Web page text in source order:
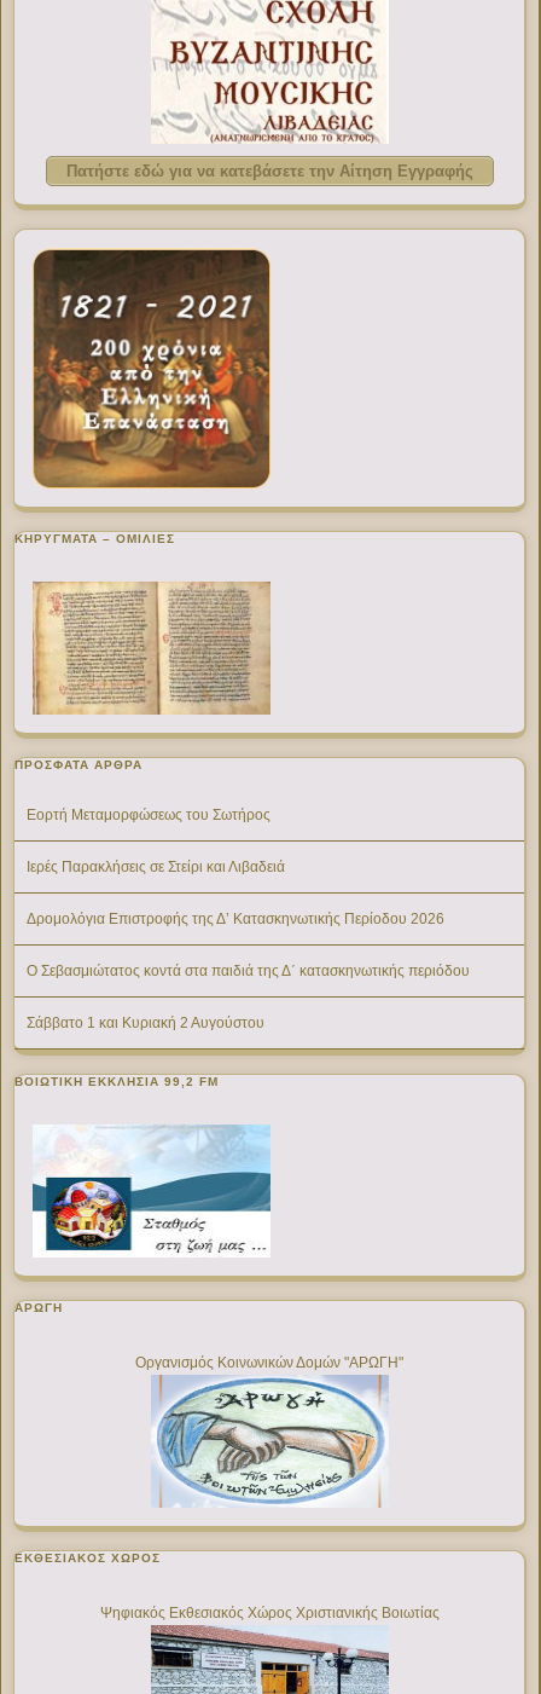
Πατήστε εδώ για να κατεβάσετε την Αίτηση Εγγραφής
ΚΗΡΥΓΜΑΤΑ – ΟΜΙΛΙΕΣ
ΠΡΌΣΦΑΤΑ ΆΡΘΡΑ
Εορτή Μεταμορφώσεως του Σωτήρος
Ιερές Παρακλήσεις σε Στείρι και Λιβαδειά
Δρομολόγια Επιστροφής της Δ’ Κατασκηνωτικής Περίοδου 2026
Ο Σεβασμιώτατος κοντά στα παιδιά της Δ΄ κατασκηνωτικής περιόδου
Σάββατο 1 και Κυριακή 2 Αυγούστου
ΒΟΙΩΤΙΚΉ ΕΚΚΛΗΣΊΑ 99,2 FM
ΑΡΩΓΗ
Οργανισμός Κοινωνικών Δομών "ΑΡΩΓΗ"
ΕΚΘΕΣΙΑΚΌΣ ΧΏΡΟΣ
Ψηφιακός Εκθεσιακός Χώρος Χριστιανικής Βοιωτίας